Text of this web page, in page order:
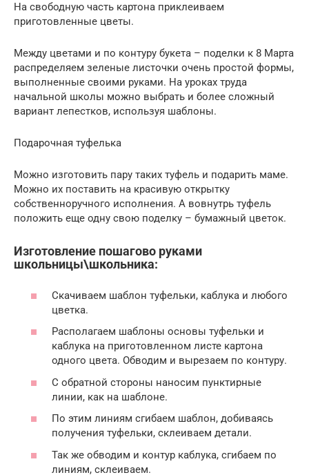
На свободную часть картона приклеиваем
приготовленные цветы.
Между цветами и по контуру букета – поделки к 8 Марта
распределяем зеленые листочки очень простой формы,
выполненные своими руками. На уроках труда
начальной школы можно выбрать и более сложный
вариант лепестков, используя шаблоны.
Подарочная туфелька
Можно изготовить пару таких туфель и подарить маме.
Можно их поставить на красивую открытку
собственноручного исполнения. А вовнутрь туфель
положить еще одну свою поделку – бумажный цветок.
Изготовление пошагово руками
школьницы\школьника:
Скачиваем шаблон туфельки, каблука и любого
цветка.
Располагаем шаблоны основы туфельки и
каблука на приготовленном листе картона
одного цвета. Обводим и вырезаем по контуру.
С обратной стороны наносим пунктирные
линии, как на шаблоне.
По этим линиям сгибаем шаблон, добиваясь
получения туфельки, склеиваем детали.
Так же обводим и контур каблука, сгибаем по
линиям, склеиваем.